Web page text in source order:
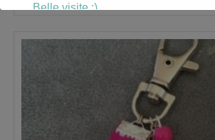
Belle visite :)